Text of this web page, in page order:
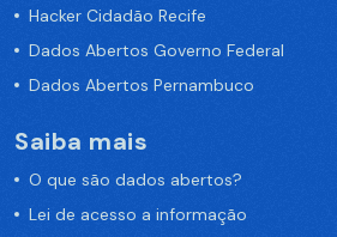
Hacker Cidadão Recife
Dados Abertos Governo Federal
Dados Abertos Pernambuco
Saiba mais
O que são dados abertos?
Lei de acesso a informação